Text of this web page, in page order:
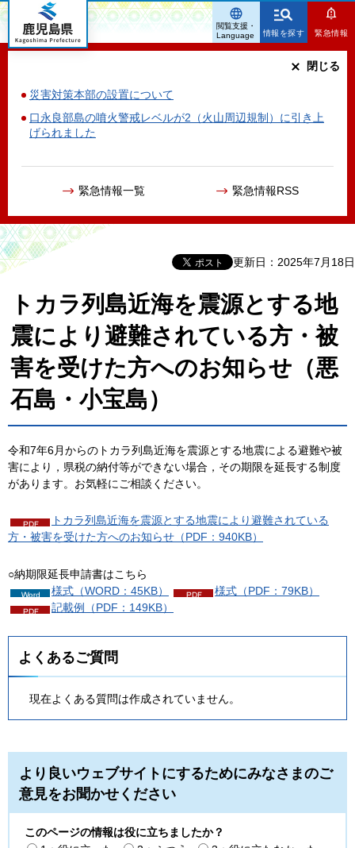
鹿児島県
情報を探す 緊急情報
災害対策本部の設置について
口永良部島の噴火警戒レベルが2（火山周辺規制）に引き上
げられました
緊急情報一覧 緊急情報RSS
閉じる
閲覧支援・
Language
更新日：2025年7月18日
トカラ列島近海を震源とする地
震により避難されている方・被
害を受けた方へのお知らせ（悪
石島・小宝島）
令和7年6月からのトカラ列島近海を震源とする地震による避難や被
害により，県税の納付等ができない場合，その期限を延長する制度
があります。お気軽にご相談ください。
トカラ列島近海を震源とする地震により避難されている
方・被害を受けた方へのお知らせ（PDF：940KB）
○納期限延長申請書はこちら
様式（WORD：45KB）
様式（PDF：79KB）
記載例（PDF：149KB）
よくあるご質問
現在よくある質問は作成されていません。
より良いウェブサイトにするためにみなさまのご
意見をお聞かせください
このページの情報は役に立ちましたか？